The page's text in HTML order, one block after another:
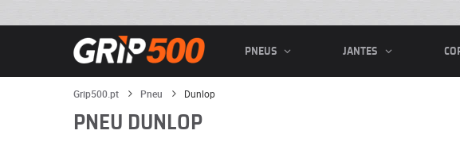
PNEUS JANTES
Grip500.pt Pneu Dunlop
PNEU DUNLOP